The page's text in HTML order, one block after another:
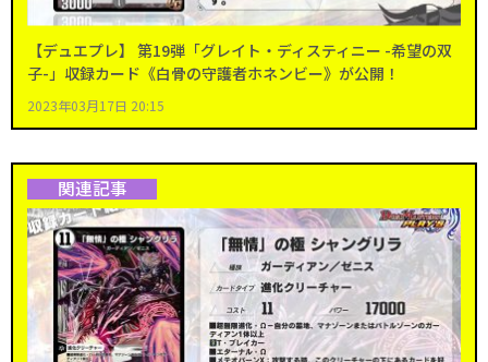
【デュエプレ】 第19弾「グレイト・ディスティニー -希望の双
子-」収録カード《白骨の守護者ホネンビー》が公開！
2023年03月17日 20:15
関連記事